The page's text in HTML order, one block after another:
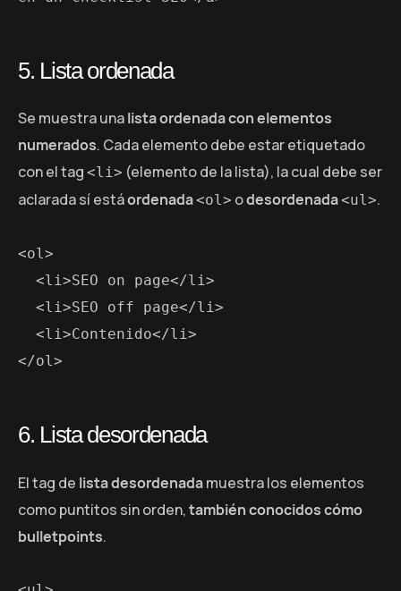
5. Lista ordenada
Se muestra unalista ordenada con elementos
numerados. Cada elemento debe estar etiquetado
con el tag <li> (elemento de la lista), la cual debe ser
aclarada sí estáordenada<ol> odesordenada<ul>.
<ol>
</ol>
6. Lista desordenada
El tag de lista desordenadamuestra los elementos
como puntitos sin orden,también conocidos cómo
bulletpoints.